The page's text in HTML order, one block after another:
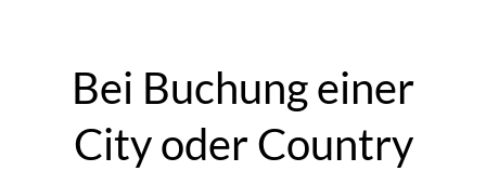
Bei Buchung einer
City oder Country